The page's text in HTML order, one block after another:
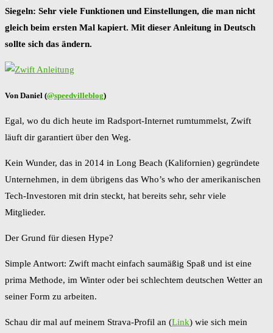
Siegeln: Sehr viele Funktionen und Einstellungen, die man nicht
gleich beim ersten Mal kapiert. Mit dieser Anleitung in Deutsch
sollte sich das ändern.
Von Daniel (@speedvilleblog)
Egal, wo du dich heute im Radsport-Internet rumtummelst, Zwift
läuft dir garantiert über den Weg.
Kein Wunder, das in 2014 in Long Beach (Kalifornien) gegründete
Unternehmen, in dem übrigens das Who’s who der amerikanischen
Tech-Investoren mit drin steckt, hat bereits sehr, sehr viele
Mitglieder.
Der Grund für diesen Hype?
Simple Antwort: Zwift macht einfach saumäßig Spaß und ist eine
prima Methode, im Winter oder bei schlechtem deutschen Wetter an
seiner Form zu arbeiten.
Schau dir mal auf meinem Strava-Profil an (Link) wie sich mein